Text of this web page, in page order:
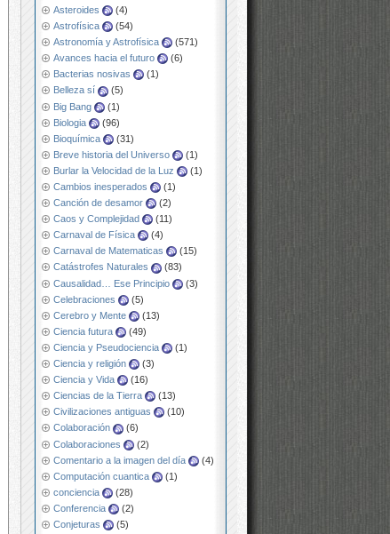
Asteroides
(4)
Astrofísica
(54)
Astronomía y Astrofísica
(571)
Avances hacia el futuro
(6)
Bacterias nosivas
(1)
Belleza sí
(5)
Big Bang
(1)
Biologia
(96)
Bioquímica
(31)
Breve historia del Universo
(1)
Burlar la Velocidad de la Luz
(1)
Cambios inesperados
(1)
Canción de desamor
(2)
Caos y Complejidad
(11)
Carnaval de Física
(4)
Carnaval de Matematicas
(15)
Catástrofes Naturales
(83)
Causalidad… Ese Principio
(3)
Celebraciones
(5)
Cerebro y Mente
(13)
Ciencia futura
(49)
Ciencia y Pseudociencia
(1)
Ciencia y religión
(3)
Ciencia y Vida
(16)
Ciencias de la Tierra
(13)
Civilizaciones antiguas
(10)
Colaboración
(6)
Colaboraciones
(2)
Comentario a la imagen del día
(4)
Computación cuantica
(1)
conciencia
(28)
Conferencia
(2)
Conjeturas
(5)